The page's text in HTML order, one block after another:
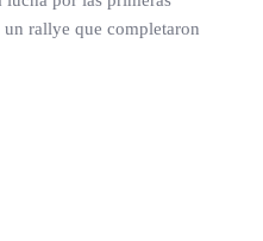
rallye que completaron